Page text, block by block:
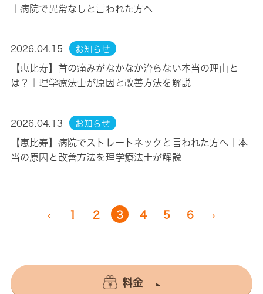
｜病院で異常なしと言われた方へ
2026.04.15 お知らせ
【恵比寿】首の痛みがなかなか治らない本当の理由と
は？｜理学療法士が原因と改善方法を解説
2026.04.13 お知らせ
【恵比寿】病院でストレートネックと言われた方へ｜本
当の原因と改善方法を理学療法士が解説
‹ 1 2 3 4 5 6 ›
料金